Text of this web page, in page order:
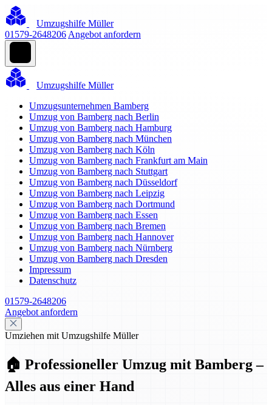
Umzugshilfe Müller
01579-2648206 Angebot anfordern
Umzugshilfe Müller
Umzugsunternehmen Bamberg
Umzug von Bamberg nach Berlin
Umzug von Bamberg nach Hamburg
Umzug von Bamberg nach München
Umzug von Bamberg nach Köln
Umzug von Bamberg nach Frankfurt am Main
Umzug von Bamberg nach Stuttgart
Umzug von Bamberg nach Düsseldorf
Umzug von Bamberg nach Leipzig
Umzug von Bamberg nach Dortmund
Umzug von Bamberg nach Essen
Umzug von Bamberg nach Bremen
Umzug von Bamberg nach Hannover
Umzug von Bamberg nach Nürnberg
Umzug von Bamberg nach Dresden
Impressum
Datenschutz
01579-2648206
Angebot anfordern
Umziehen mit Umzugshilfe Müller
🏠 Professioneller Umzug mit Bamberg –
Alles aus einer Hand